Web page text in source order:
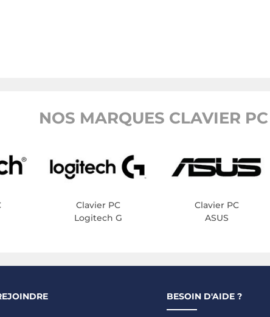
NOS MARQUES CLAVIER
Clavier PC
Logitech G
Clavier PC
ASUS
BESOIN D'AIDE ?